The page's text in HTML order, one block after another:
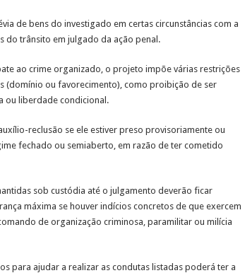
de bens do investigado em certas circunstâncias com a
do trânsito em julgado da ação penal.
ao crime organizado, o projeto impõe várias restrições
(domínio ou favorecimento), como proibição de ser
ou liberdade condicional.
reclusão se ele estiver preso provisoriamente ou
fechado ou semiaberto, em razão de ter cometido
sob custódia até o julgamento deverão ficar
máxima se houver indícios concretos de que exercem
de organização criminosa, paramilitar ou milícia
para ajudar a realizar as condutas listadas poderá ter a